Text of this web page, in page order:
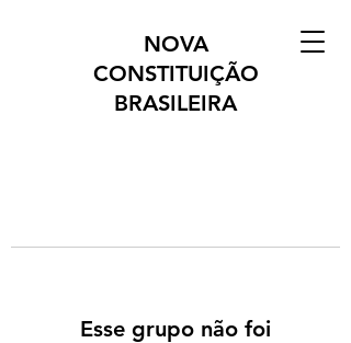
NOVA
CONSTITUIÇÃO
BRASILEIRA
Esse grupo não foi